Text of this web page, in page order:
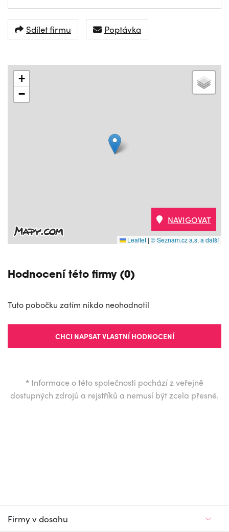
Sdílet firmu Poptávka
+
−
Leaflet | © Seznam.cz a.s. a další
NAVIGOVAT
Hodnocení této firmy (0)
Tuto pobočku zatím nikdo neohodnotil
CHCI NAPSAT VLASTNÍ HODNOCENÍ
* Informace o této společnosti pochází z veřejně
dostupných zdrojů a rejstříků a nemusí být zcela přesné.
Firmy v dosahu